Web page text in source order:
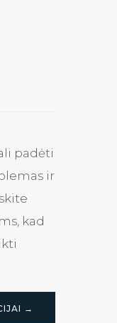
padėti
ir
kad
→